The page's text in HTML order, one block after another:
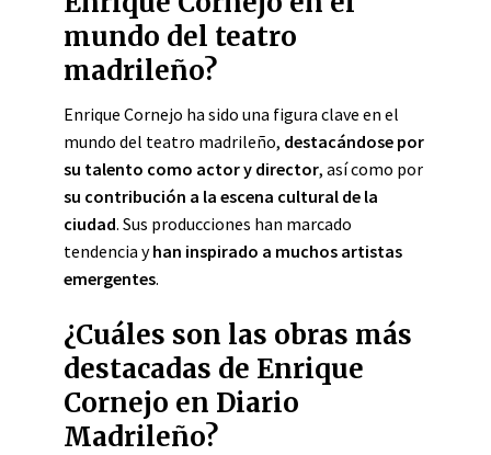
mundo del teatro
madrileño?
Enrique Cornejo ha sido una figura clave en el
mundo del teatro madrileño, destacándose por
su talento como actor y director, así como por
su contribución a la escena cultural de la
ciudad. Sus producciones han marcado
tendencia yhan inspirado a muchos artistas
emergentes.
¿Cuáles son las obras más
destacadas de Enrique
Cornejo en Diario
Madrileño?